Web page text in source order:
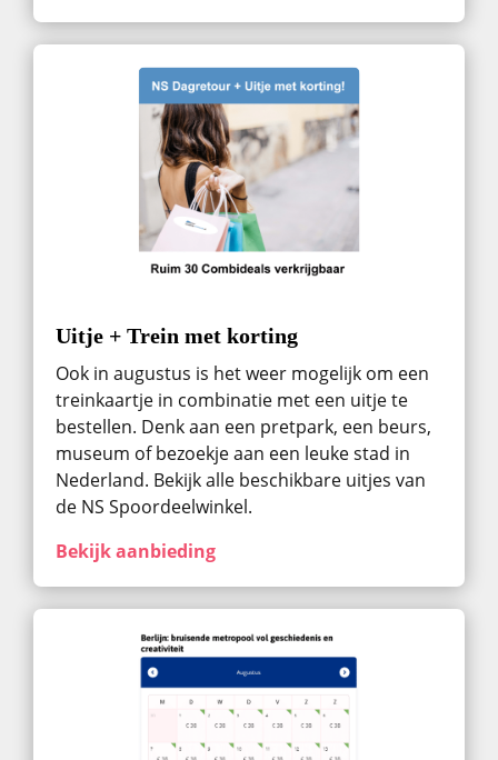
Uitje + Trein met korting
Ook in augustus ​is het weer mogelijk om een
treinkaartje in combinatie met een uitje te
bestellen. Denk aan een pretpark, een beurs,
museum of bezoekje aan een leuke stad in
Nederland. Bekijk alle beschikbare uitjes van
de NS Spoordeelwinkel.
Bekijk aanbieding